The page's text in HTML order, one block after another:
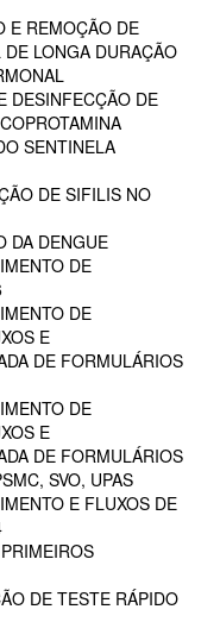
E REMOÇÃO DE
LONGA DURAÇÃO
DESINFECÇÃO DE
SENTINELA
DE SIFILIS NO
DA DENGUE
DE
DE
E
DE FORMULÁRIOS
DE
E
DE FORMULÁRIOS
SVO, UPAS
E FLUXOS DE
DE TESTE RÁPIDO